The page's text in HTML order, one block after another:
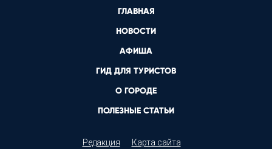
ГЛАВНАЯ
НОВОСТИ
АФИША
ГИД ДЛЯ ТУРИСТОВ
О ГОРОДЕ
ПОЛЕЗНЫЕ СТАТЬИ
Редакция Карта сайта